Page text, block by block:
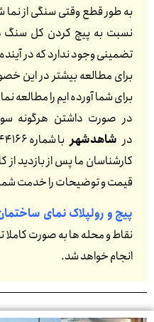
به طور قطع وقتی سنگی از
نسبت به پیچ کردن کل سنگ
تضمینی وجود ندارد که در
برای مطالعه بیشتر در این
برای شما آورده ایم را مطالعه
در صورت داشتن هرگونه
درشاهدشهربا شماره 09014444166 تماس حاصل نمایید.
کارشناسان ما پس از بازدید
قیمت و توضیحات را خدمت شما
پیچ و رولپلاک نمای
نقاط و محله ها به صورت
انجام خواهد شد.